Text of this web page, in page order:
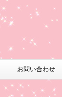
お問い合わせ